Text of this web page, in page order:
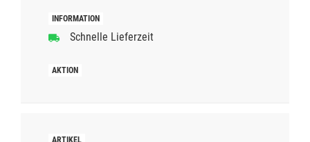
Schnelle Lieferzeit